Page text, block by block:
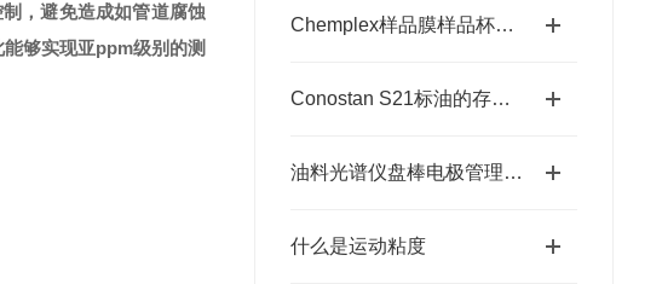
Chemplex样品膜样品杯在提升实验室效率的作用
Conostan S21标油的存放要求
油料光谱仪盘棒电极管理规范说明
什么是运动粘度
，避免造成如管道腐蚀
够实现亚ppm级别的测